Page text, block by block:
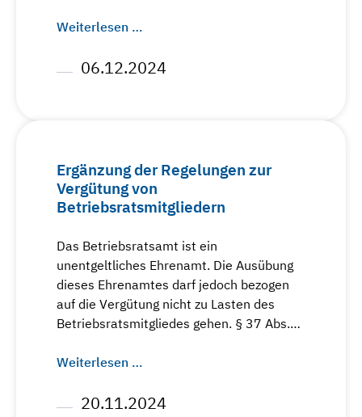
Weiterlesen …
06.12.2024
Ergänzung der Regelungen zur
Vergütung von
Betriebsratsmitgliedern
Das Betriebsratsamt ist ein
unentgeltliches Ehrenamt. Die Ausübung
dieses Ehrenamtes darf jedoch bezogen
auf die Vergütung nicht zu Lasten des
Betriebsratsmitgliedes gehen. § 37 Abs.…
Weiterlesen …
20.11.2024